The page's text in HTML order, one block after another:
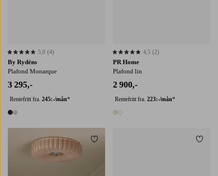
By Rydéns
Plafond Monarque
3 295,-
Rentefritt fra. 245:-/mån*
2 farger
5,0 basert på 4 karaktergivninger
5,0 (4)
PR Home
Plafond lin
2 900,-
Rentefritt fra. 223:-/mån*
2 farger
4,5 basert på 2 karaktergivninger
4,5 (2)
Legg til favoritter